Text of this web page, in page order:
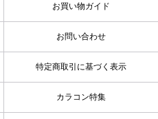
お買い物ガイド
お問い合わせ
特定商取引に基づく表示
カラコン特集